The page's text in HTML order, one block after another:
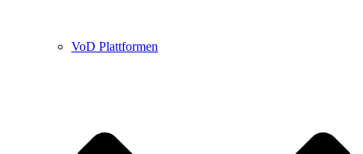
VoD Plattformen